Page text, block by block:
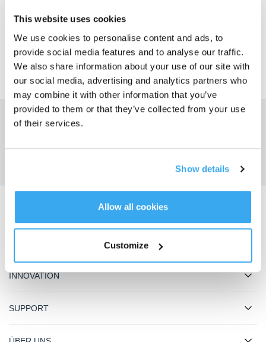
This website uses cookies
We use cookies to personalise content and ads, to
provide social media features and to analyse our traffic.
We also share information about your use of our site with
our social media, advertising and analytics partners who
may combine it with other information that you’ve
provided to them or that they’ve collected from your use
of their services.
Show details
Allow all cookies
Customize
Holen Sie sich die neuesten Nachrichten von ECOVACS
INNOVATION
SUPPORT